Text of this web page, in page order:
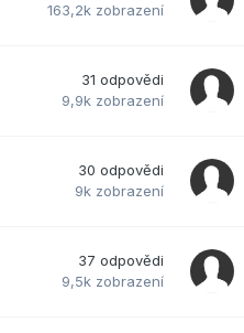
163,2k zobrazení
31 odpovědi
9,9k zobrazení
30 odpovědi
9k zobrazení
37 odpovědi
9,5k zobrazení